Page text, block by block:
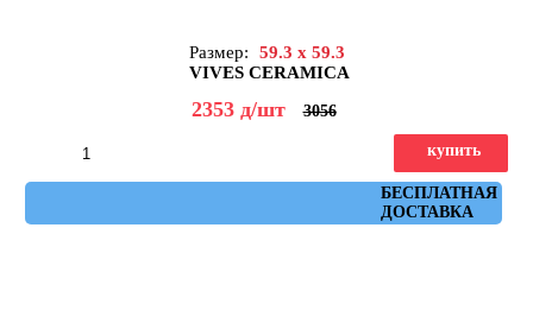
Размер:
59.3 x 59.3
VIVES CERAMICA
2353 д/шт 3056
БЕСПЛАТНАЯ
ДОСТАВКА
купить